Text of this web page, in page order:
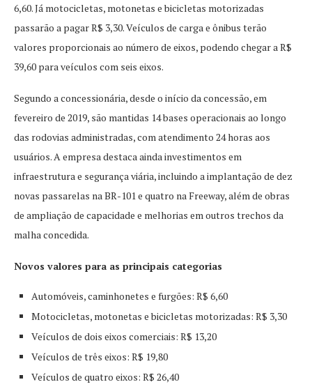
6,60. Já motocicletas, motonetas e bicicletas motorizadas
passarão a pagar R$ 3,30. Veículos de carga e ônibus terão
valores proporcionais ao número de eixos, podendo chegar a R$
39,60 para veículos com seis eixos.
Segundo a concessionária, desde o início da concessão, em
fevereiro de 2019, são mantidas 14 bases operacionais ao longo
das rodovias administradas, com atendimento 24 horas aos
usuários. A empresa destaca ainda investimentos em
infraestrutura e segurança viária, incluindo a implantação de dez
novas passarelas na BR-101 e quatro na Freeway, além de obras
de ampliação de capacidade e melhorias em outros trechos da
malha concedida.
Novos valores para as principais categorias
Automóveis, caminhonetes e furgões: R$ 6,60
Motocicletas, motonetas e bicicletas motorizadas: R$ 3,30
Veículos de dois eixos comerciais: R$ 13,20
Veículos de três eixos: R$ 19,80
Veículos de quatro eixos: R$ 26,40